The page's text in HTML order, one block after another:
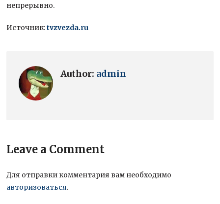
непрерывно.
Источник:tvzvezda.ru
Author: admin
Leave a Comment
Для отправки комментария вам необходимо
авторизоваться.